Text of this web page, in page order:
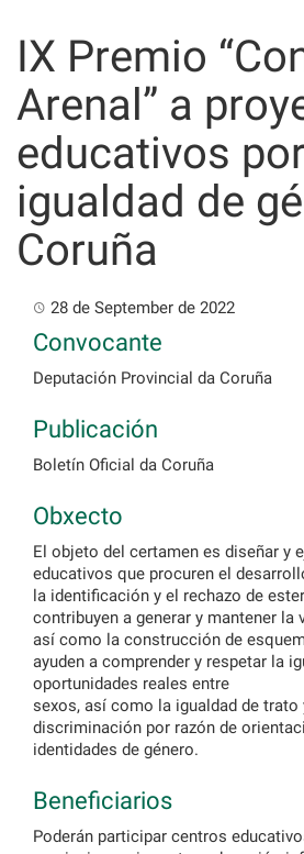
content
IX Premio
Arenal” a
educativos
igualdad de
Coruña
28 de September de 2022
Convocante
Deputación Provincial da Coruña
Publicación
Boletín Oficial da Coruña
Obxecto
El objeto del certamen es diseñar y
educativos que procuren el
la identificación y el rechazo de
contribuyen a generar y mantener la
así como la construcción de
ayuden a comprender y respetar la
oportunidades reales entre
sexos, así como la igualdad de trato
discriminación por razón de
identidades de género.
Beneficiarios
Poderán participar centros